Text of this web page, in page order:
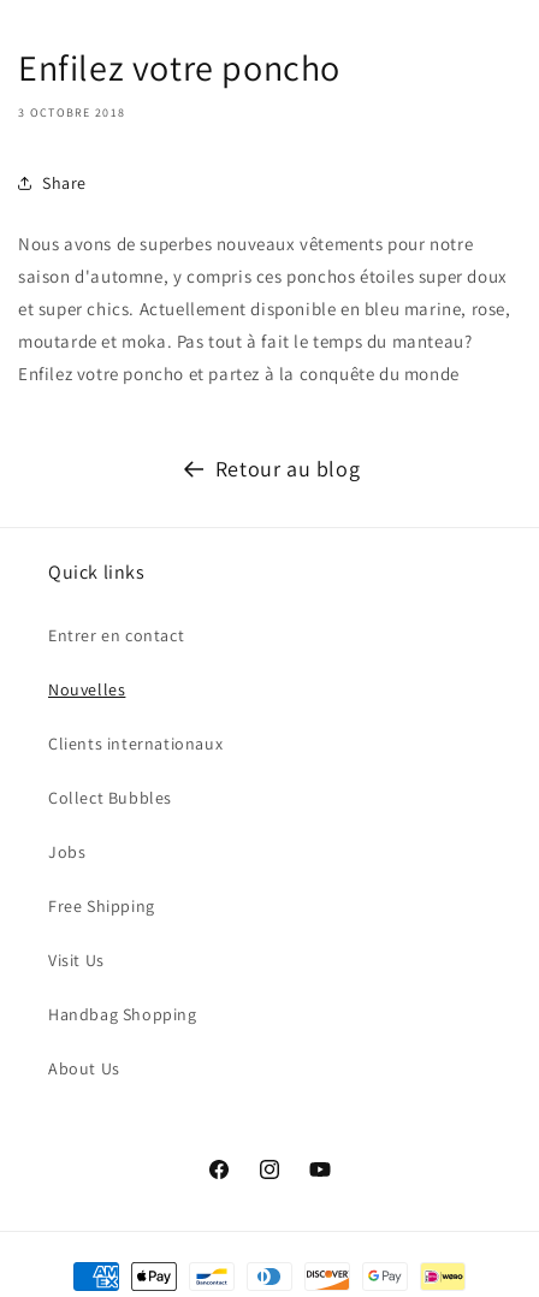
Enfilez votre poncho
3 OCTOBRE 2018
Share
Nous avons de superbes nouveaux vêtements pour notre
saison d'automne, y compris ces ponchos étoiles super doux
et super chics. Actuellement disponible en bleu marine, rose,
moutarde et moka. Pas tout à fait le temps du manteau?
Enfilez votre poncho et partez à la conquête du monde
Retour au blog
Quick links
Entrer en contact
Nouvelles
Clients internationaux
Collect Bubbles
Jobs
Free Shipping
Visit Us
Handbag Shopping
About Us
FacebookInstagramYouTube
Moyens